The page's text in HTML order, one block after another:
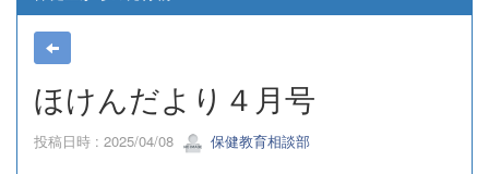
ほけんだより４月号
投稿日時 : 2025/04/08 保健教育相談部